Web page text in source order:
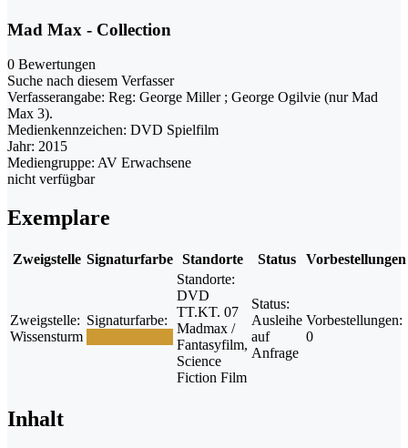
Mad Max - Collection
0 Bewertungen
Suche nach diesem Verfasser
Verfasserangabe: Reg: George Miller ; George Ogilvie (nur Mad
Max 3).
Medienkennzeichen: DVD Spielfilm
Jahr: 2015
Mediengruppe: AV Erwachsene
nicht verfügbar
Exemplare
Zweigstelle Signaturfarbe Standorte Status Vorbestellungen
Zweigstelle:
Wissensturm
Signaturfarbe:
Standorte:
DVD
TT.KT. 07
Madmax /
Fantasyfilm,
Science
Fiction Film
Status:
Ausleihe
auf
Anfrage
Vorbestellungen:
0
Inhalt